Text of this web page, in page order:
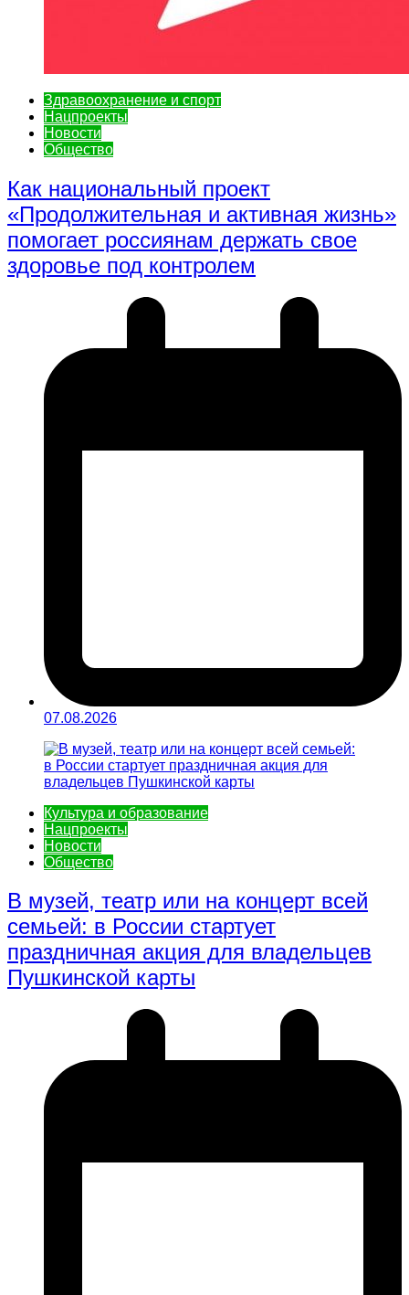
Здравоохранение и спорт
Нацпроекты
Новости
Общество
Как национальный проект
«Продолжительная и активная жизнь»
помогает россиянам держать свое
здоровье под контролем
07.08.2026
Культура и образование
Нацпроекты
Новости
Общество
В музей, театр или на концерт всей
семьей: в России стартует
праздничная акция для владельцев
Пушкинской карты